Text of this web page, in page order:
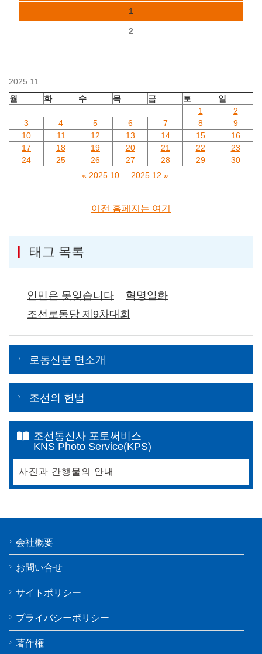
1
2
2025.11
월
화 수 목 금 토
일
1
2
3
4 5 6 7 8
9
10
11 12 13 14 15
16
17
18 19 20 21 22
23
24
25 26 27 28 29
30
« 2025.10
2025.12 »
이전 홈페지는 여기
태그 목록
인민은 못잊습니다
혁명일화
조선로동당 제9차대회
로동신문 면소개
조선의 헌법
조선통신사 포토써비스
KNS Photo Service(KPS)
사진과 간행물의 안내
会社概要
お問い合せ
サイトポリシー
プライバシーポリシー
著作権